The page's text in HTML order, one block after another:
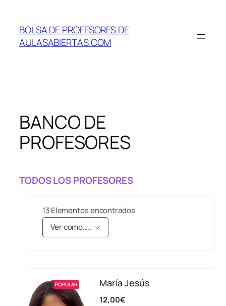
contenido
BOLSA DE PROFESORES DE
AULASABIERTAS.COM
BANCO DE
PROFESORES
TODOS LOS PROFESORES
13Elementos encontrados
Ver como…..
POPULAR María Jesús
12,00€